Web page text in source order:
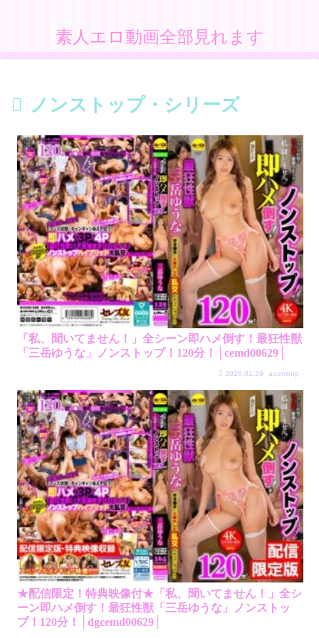
素人エロ動画全部見れます
ノンストップ・シリーズ
「私、聞いてません！」全シーン即ハメ倒す！最狂性獣
「三岳ゆうな」ノンストップ！120分！│cemd00629│
2026.01.29 auemknp
★配信限定！特典映像付★「私、聞いてません！」全シ
ーン即ハメ倒す！最狂性獣「三岳ゆうな」ノンストッ
プ！120分！│dgcemd00629│